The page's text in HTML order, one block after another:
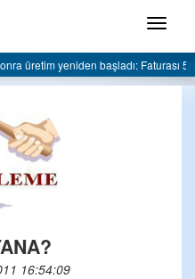
Menü
üretim yeniden başladı: Faturası 5
16:54:09